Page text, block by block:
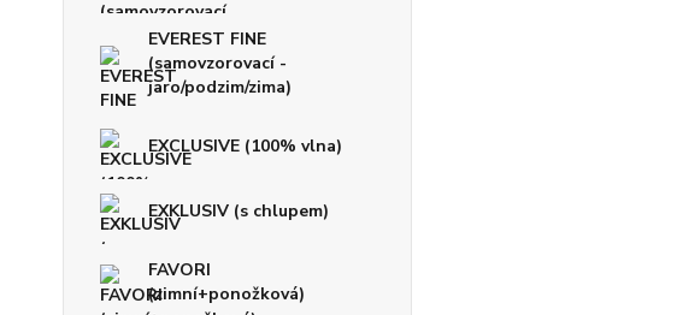
EVEREST FINE
(samovzorovací -
jaro/podzim/zima)
EXCLUSIVE (100% vlna)
EXKLUSIV (s chlupem)
FAVORI
(zimní+ponožková)